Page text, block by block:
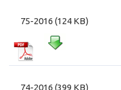
75-2016 (124 KB)
74-2016 (399 KB)